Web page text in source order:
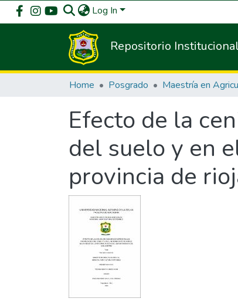
Log In
Repositorio
Home Posgrado
Efecto de la
del suelo y en
provincia de